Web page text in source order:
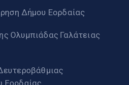
Δήμου Εορδαίας
Ολυμπιάδας Γαλάτειας